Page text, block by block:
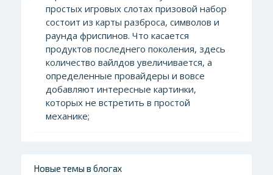
простых игровых слотах призовой набор
состоит из карты разброса, символов и
раунда фриспинов. Что касается
продуктов последнего поколения, здесь
количество вайлдов увеличивается, а
определенные провайдеры и вовсе
добавляют интересные картинки,
которых не встретить в простой
механике;
Новые темы в блогах